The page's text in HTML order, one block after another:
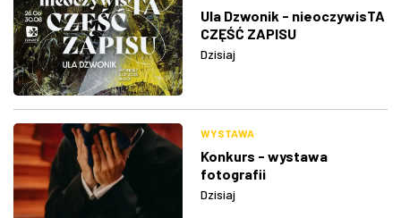
Ula Dzwonik - nieoczywisTA
CZĘŚĆ ZAPISU
Dzisiaj
WYSTAWA
Konkurs - wystawa
fotografii
Dzisiaj